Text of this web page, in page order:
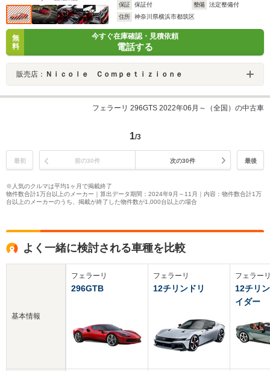
保証
保証付 整備
法定整備付
住所
神奈川県横浜市都筑区
無
料
今すぐ在庫確認・見積依頼
電話する
販売店： Ｎｉｃｏｌｅ Ｃｏｍｐｅｔｉｚｉｏｎｅ
フェラーリ 296GTS 2022年06月～（全国）の中古車
1/3
最初 前の30件 次の30件 最後
※人気のクルマは平均1ヶ月で掲載終了
物件数合計1万台以上のメーカー｜算出データ期間：2024年9月～11月｜内容：物件数合計1万
台以上のメーカーのうち、掲載が終了した物件数が1,000台以上の場合
よく一緒に検討される車種を比較
基本情報
フェラーリ
296GTB
フェラーリ
12チリンドリ
フェラー
12チリ
イダー